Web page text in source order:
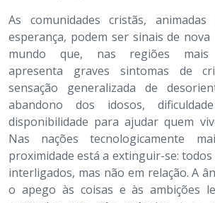
As comunidades cristãs,
esperança, podem ser sinais de
mundo que, nas regiões mais
apresenta graves sintomas de
sensação generalizada de
abandono dos idosos,
disponibilidade para ajudar quem
Nas nações tecnologicamente
proximidade está a extinguir-se:
interligados, mas não em relação. A
o apego às coisas e às ambições